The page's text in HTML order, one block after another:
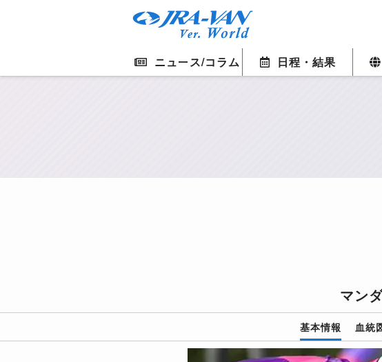
ニュース/コラム 日程・結果
マン
基本情報 血統